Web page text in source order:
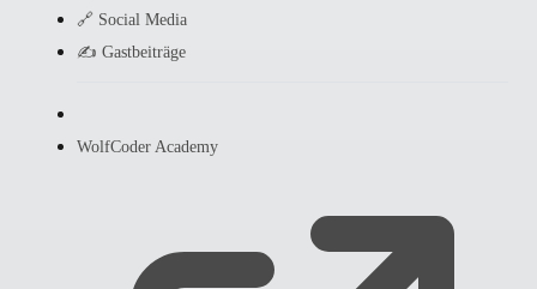
🔗 Social Media
✍️ Gastbeiträge
WolfCoder Academy